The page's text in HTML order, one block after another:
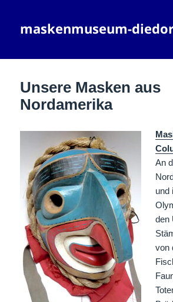
maskenmuseum-
Unsere Masken aus
Nordamerika
An
und
den
von